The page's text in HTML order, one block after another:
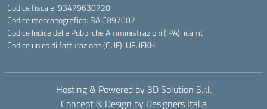
Codice fiscale: 93479630720
Codice meccanografico: BAIC897002
Codice Indice delle Pubbliche Amministrazioni (IPA): icamt
Codice unico di fatturazione (CUF): UFUFKH
Hosting & Powered by 3D Solution S.r.l.
Concept & Design by Designers Italia